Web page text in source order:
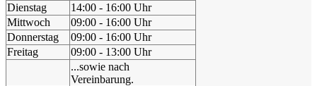
Dienstag
14:00 - 16:00 Uhr
Mittwoch
09:00 - 16:00 Uhr
Donnerstag
09:00 - 16:00 Uhr
Freitag
09:00 - 13:00 Uhr
...sowie nach
Vereinbarung.